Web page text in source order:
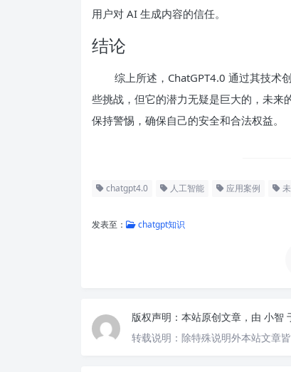
用户对 AI 生成内容的信任。
结论
综上所述，ChatGPT4.0 通过其技术
些挑战，但它的潜力无疑是巨大的，未来
保持警惕，确保自己的安全和合法权益。
chatgpt4.0 人工智能 应用案例
发表至： chatgpt知识
版权声明： 本站原创文章，由 小智
转载说明： 除特殊说明外本站文章